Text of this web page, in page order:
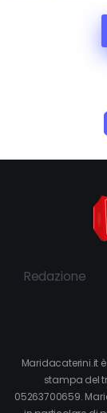
Redazione
Maridacaterini.it
stampa del
05263700659.